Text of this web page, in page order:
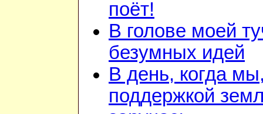
поёт!
В голове моей
безумных идей
В день, когда
поддержкой